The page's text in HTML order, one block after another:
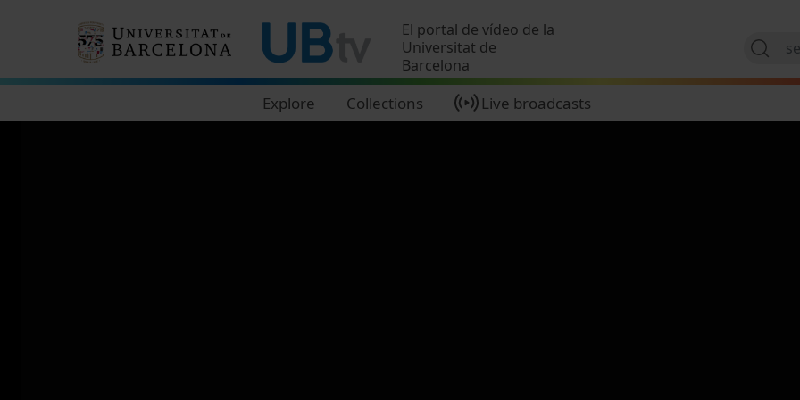
El portal de vídeo de la
Universitat de
Barcelona
Explore Collections Live broadcasts